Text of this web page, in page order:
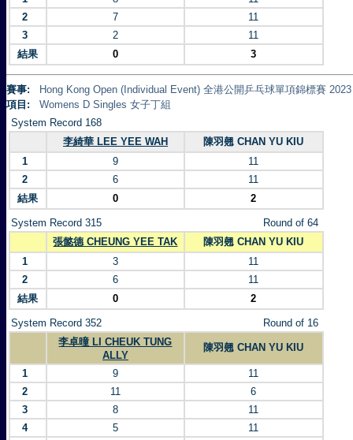
2
7
11
3
2
11
結果
0 3
賽事:
Hong Kong Open (Individual Event) 全港公開乒乓球單項錦標賽 2023
項目:
Womens D Singles 女子丁組
System Record 168
李綺華 LEE YEE WAH
陳羽翹 CHAN YU KIU
1
9
11
2
6
11
結果
0 2
System Record 315
Round of 64
張懿德 CHEUNG YEE TAK
陳羽翹 CHAN YU KIU
1
3
11
2
6
11
結果
0 2
System Record 352
Round of 16
李卓曈 LI CHEUK TUNG
ALLY
陳羽翹 CHAN YU KIU
1 9
11
2
11
6
3
8
11
4
5
11